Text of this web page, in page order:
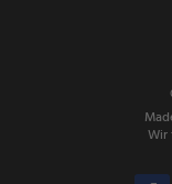
Wir